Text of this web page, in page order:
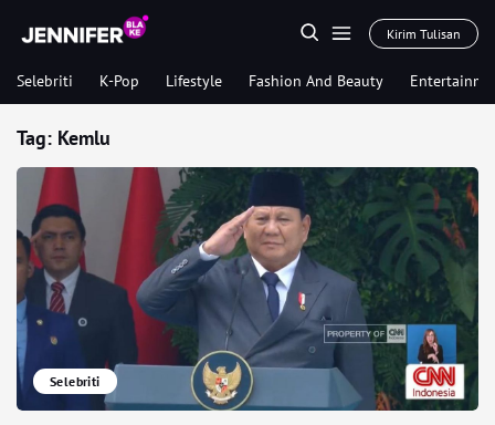
Kirim Tulisan
Selebriti K-Pop Lifestyle Fashion And Beauty
Tag: Kemlu
Selebriti